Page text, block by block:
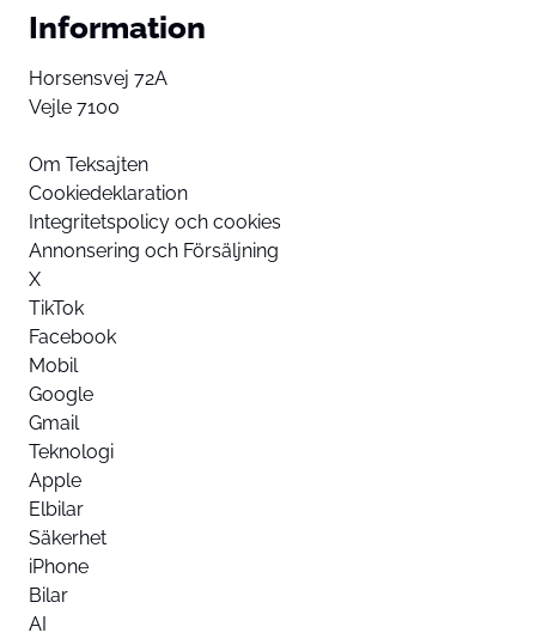
Information
Horsensvej 72A
Vejle 7100
Om Teksajten
Cookiedeklaration
Integritetspolicy och cookies
Annonsering och Försäljning
X
TikTok
Facebook
Mobil
Google
Gmail
Teknologi
Apple
Elbilar
Säkerhet
iPhone
Bilar
AI